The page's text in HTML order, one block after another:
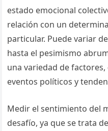
estado emocional
relación con un
particular. Puede variar
hasta el pesimismo
una variedad de
eventos políticos y
Medir el sentimiento del
desafío, ya que se trata